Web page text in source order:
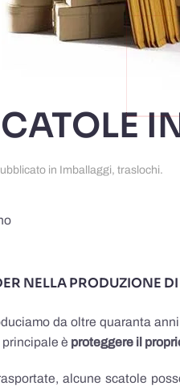
in Imballaggi, traslochi.
NELLA PRODUZIONE DI
da oltre quaranta
principale è proteggere il
alcune scatole